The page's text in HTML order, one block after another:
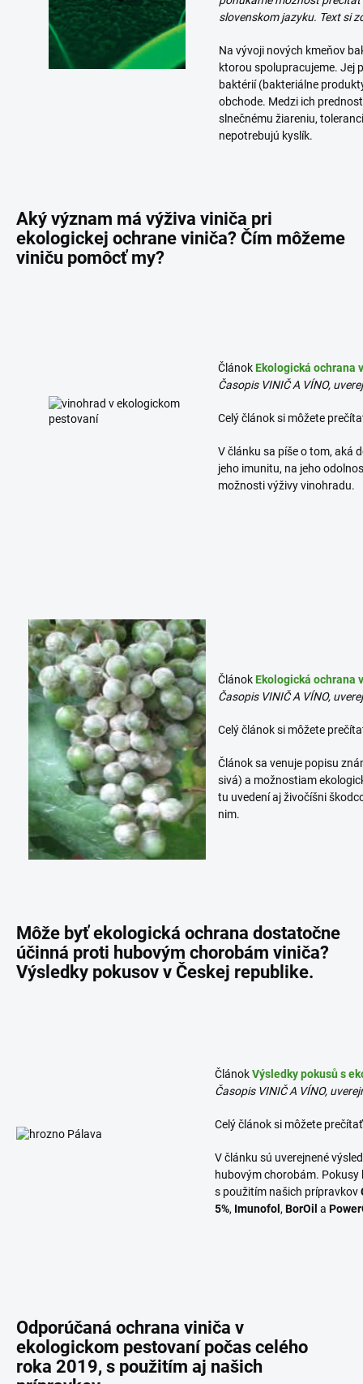
slovenskom jazyku. Text si
Na vývoji nových kmeňov
ktorou spolupracujeme. Jej
baktérií (bakteriálne
obchode. Medzi ich
slnečnému žiareniu,
nepotrebujú kyslík.
Aký význam má výživa viniča pri
ekologickej ochrane viniča? Čím môžeme
viniču pomôcť my?
ČlánokEkologická ochrana
Časopis VINIČ A VÍNO,
Celý článok si môžete
V článku sa píše o tom, aká
jeho imunitu, na jeho
možnosti výživy vinohradu.
ČlánokEkologická ochrana
Časopis VINIČ A VÍNO,
Celý článok si môžete
Článok sa venuje popisu
sivá) a možnostiam
tu uvedení aj živočíšni
nim.
Môže byť ekologická ochrana dostatočne
účinná proti hubovým chorobám viniča?
Výsledky pokusov v Českej republike.
ČlánokVýsledky pokusů s
Časopis VINIČ A VÍNO,
Celý článok si môžete prečítať
V článku sú uverejnené
hubovým chorobám. Pokusy
s použitím našich prípravkov
5%, Imunofol , BorOil a
Odporúčaná ochrana viniča v
ekologickom pestovaní počas celého
roka 2019, s použitím aj našich